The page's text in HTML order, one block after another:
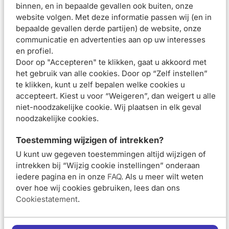
binnen, en in bepaalde gevallen ook buiten, onze
website volgen. Met deze informatie passen wij (en in
bepaalde gevallen derde partijen) de website, onze
communicatie en advertenties aan op uw interesses
en profiel.
Door op "Accepteren" te klikken, gaat u akkoord met
het gebruik van alle cookies. Door op “Zelf instellen”
te klikken, kunt u zelf bepalen welke cookies u
accepteert. Kiest u voor “Weigeren”, dan weigert u alle
niet-noodzakelijke cookie. Wij plaatsen in elk geval
noodzakelijke cookies.
Toestemming wijzigen of intrekken?
U kunt uw gegeven toestemmingen altijd wijzigen of
intrekken bij “Wijzig cookie instellingen” onderaan
iedere pagina en in onze FAQ. Als u meer wilt weten
over hoe wij cookies gebruiken, lees dan ons
Cookiestatement.
met 3 toepassingen per week gedurende 4 weken.
Vichy Dercos Anti-Roos DS Shampoo, een kalmerende
formule tegen roos en jeukende hoofdhuid
Geschikt voor normaal tot vet haar
Verwijdert tot 100% van de zichtbare roos**, 6 weken
anti-terugval***
Herstelt het microbioom, verbetert de barrièrefunctie en
vermindert overtollige talg
Formule verrijkt met seleniumdisulfide en salicylzuur
Formule getest onder dermatologisch toezicht
Masseer de shampoo in, laat 2 minuten inwerken en spoel
daarna uit. Gebruik de shampoo intensief gedurende 4
weken, 3 keer per week. Gebruik nadien 1 keer per week om
terugval te voorkomen.
Beoordelingen (0)